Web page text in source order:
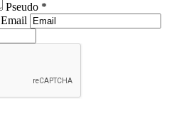
Pseudo *
Email